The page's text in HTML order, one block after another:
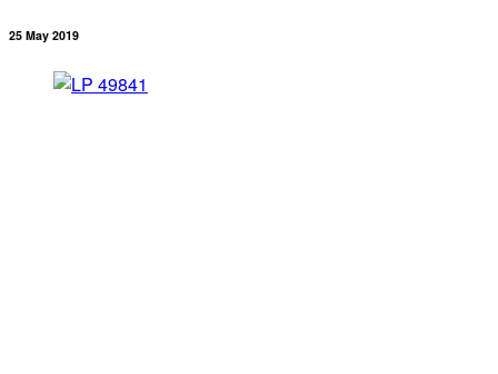
25 May 2019